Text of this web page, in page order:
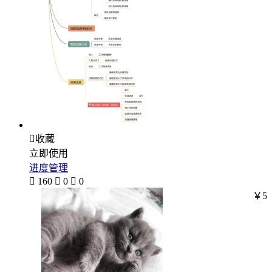
收藏
立即使用
进度管理
 160  0  0
￥5